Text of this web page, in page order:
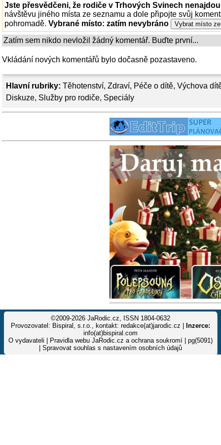
Hlavní rubriky: Těhotenství, Zdraví, Péče o dítě, Výchova
Diskuze, Služby pro rodiče, Speciály
Jste přesvědčeni, že rodiče v Trhových Svinech
návštěvu jiného místa ze seznamu a dole připojte svůj
pohromadě. Vybrané místo: zatím nevybráno
Zatím sem nikdo nevložil žádný komentář. Buďte první...
Vkládání nových komentářů bylo dočasně pozastaveno.
©2009-2026 JaRodic.cz, ISSN 1804-0632
Provozovatel: Bispiral, s.r.o., kontakt: redakce(at)jarodic.cz |
Inzerce:
info(at)bispiral.com
O vydavateli
Pravidla webu JaRodic.cz a ochrana soukromí | pg(5091)
Spravovat souhlas s nastavením osobních údajů